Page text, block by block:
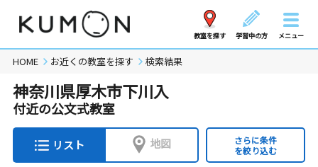
教室を探す 学習中の方 メニュー
HOME お近くの教室を探す 検索結果
神奈川県厚木市下川入
付近の公文式教室
リスト 地図
さらに条件
を絞り込む